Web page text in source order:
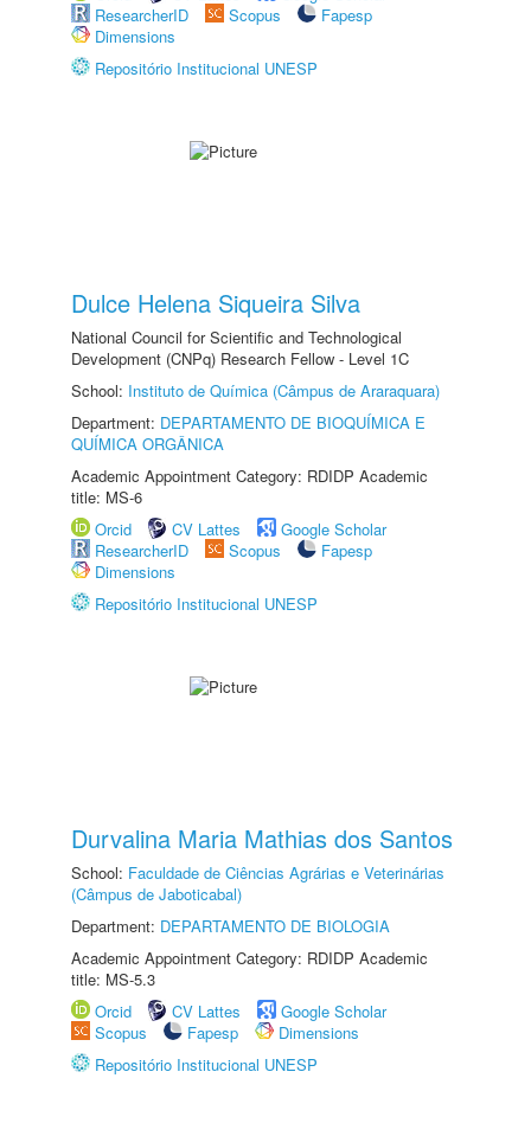
ResearcherID
Scopus
Fapesp
Dimensions
Repositório Institucional UNESP
Dulce Helena Siqueira Silva
National Council for Scientific and Technological
Development (CNPq) Research Fellow - Level 1C
School: Instituto de Química (Câmpus de Araraquara)
Department: DEPARTAMENTO DE BIOQUÍMICA E
QUÍMICA ORGÂNICA
Academic Appointment Category: RDIDP Academic
title: MS-6
Orcid
CV Lattes
Google Scholar
ResearcherID
Scopus
Fapesp
Dimensions
Repositório Institucional UNESP
Durvalina Maria Mathias dos Santos
School: Faculdade de Ciências Agrárias e Veterinárias
(Câmpus de Jaboticabal)
Department: DEPARTAMENTO DE BIOLOGIA
Academic Appointment Category: RDIDP Academic
title: MS-5.3
Orcid
CV Lattes
Google Scholar
Scopus
Fapesp
Dimensions
Repositório Institucional UNESP